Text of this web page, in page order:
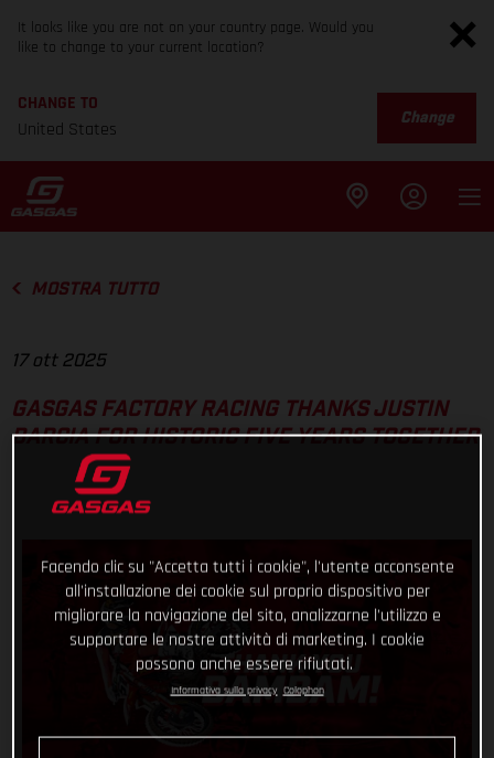
It looks like you are not on your country page. Would you
like to change to your current location?
CHANGE TO
United States
Change
MOSTRA TUTTO
17 ott 2025
GASGAS FACTORY RACING THANKS JUSTIN
BARCIA FOR HISTORIC FIVE YEARS TOGETHER
Facendo clic su "Accetta tutti i cookie", l'utente acconsente
all'installazione dei cookie sul proprio dispositivo per
migliorare la navigazione del sito, analizzarne l'utilizzo e
supportare le nostre attività di marketing. I cookie
possono anche essere rifiutati.
Informativa sulla privacy Colophon